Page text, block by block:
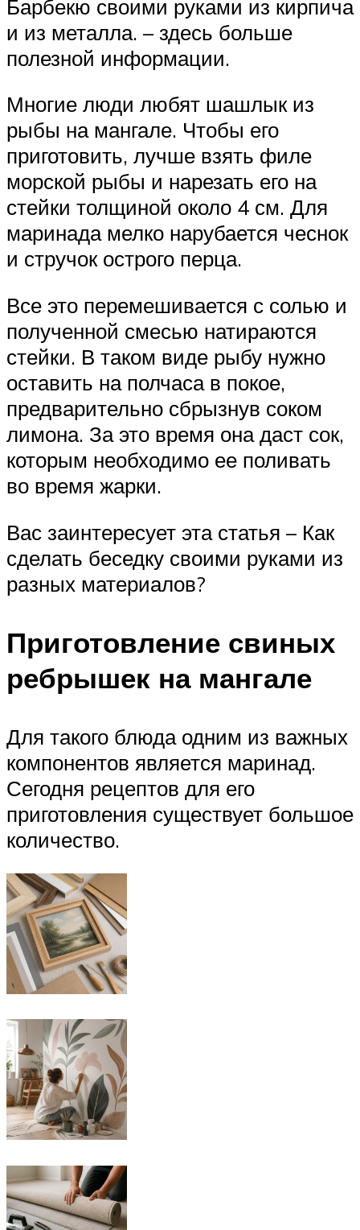
Барбекю своими руками из кирпича
и из металла. – здесь больше
полезной информации.
Многие люди любят шашлык из
рыбы на мангале. Чтобы его
приготовить, лучше взять филе
морской рыбы и нарезать его на
стейки толщиной около 4 см. Для
маринада мелко нарубается чеснок
и стручок острого перца.
Все это перемешивается с солью и
полученной смесью натираются
стейки. В таком виде рыбу нужно
оставить на полчаса в покое,
предварительно сбрызнув соком
лимона. За это время она даст сок,
которым необходимо ее поливать
во время жарки.
Вас заинтересует эта статья – Как
сделать беседку своими руками из
разных материалов?
Приготовление свиных
ребрышек на мангале
Для такого блюда одним из важных
компонентов является маринад.
Сегодня рецептов для его
приготовления существует большое
количество.